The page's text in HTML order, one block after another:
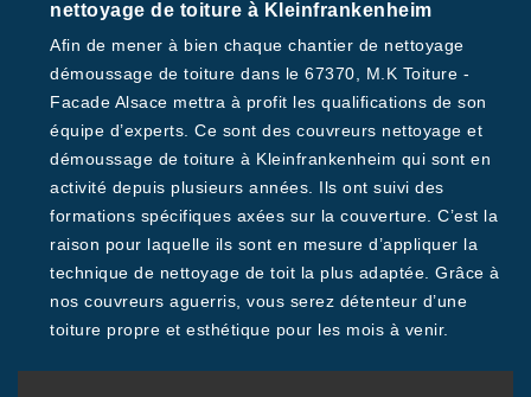
nettoyage de toiture à Kleinfrankenheim
Afin de mener à bien chaque chantier de nettoyage
démoussage de toiture dans le 67370, M.K Toiture -
Facade Alsace mettra à profit les qualifications de son
équipe d’experts. Ce sont des couvreurs nettoyage et
démoussage de toiture à Kleinfrankenheim qui sont en
activité depuis plusieurs années. Ils ont suivi des
formations spécifiques axées sur la couverture. C’est la
raison pour laquelle ils sont en mesure d’appliquer la
technique de nettoyage de toit la plus adaptée. Grâce à
nos couvreurs aguerris, vous serez détenteur d’une
toiture propre et esthétique pour les mois à venir.